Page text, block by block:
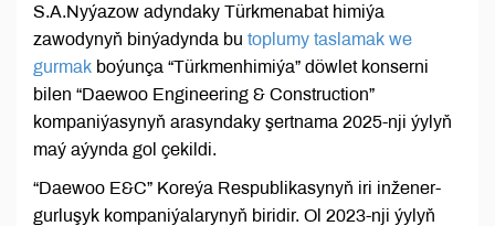
S.A.Nyýazow adyndaky Türkmenabat himiýa
zawodynyň binýadynda bu toplumy taslamak we
gurmak boýunça “Türkmenhimiýa” döwlet konserni
bilen “Daewoo Engineering & Construction”
kompaniýasynyň arasyndaky şertnama 2025-nji ýylyň
maý aýynda gol çekildi.
“Daewoo E&C” Koreýa Respublikasynyň iri inžener-
gurluşyk kompaniýalarynyň biridir. Ol 2023-nji ýylyň